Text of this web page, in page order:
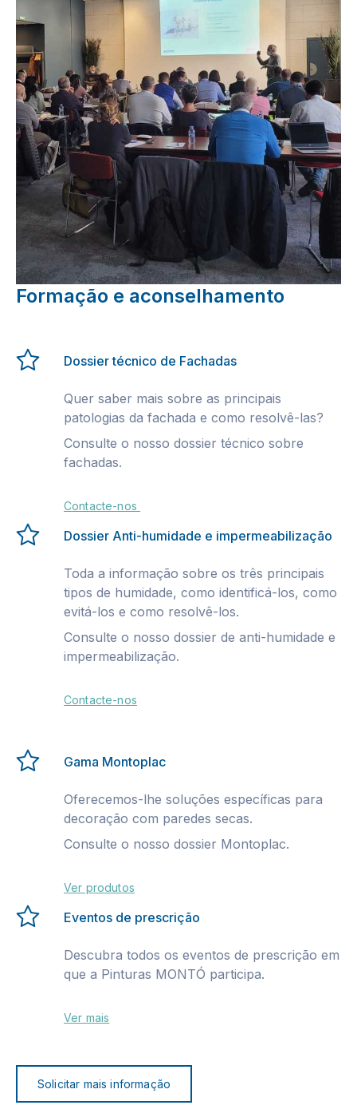
Formação e aconselhamento
Dossier técnico de Fachadas
Quer saber mais sobre as principais
patologias da fachada e como resolvê-las?
Consulte o nosso dossier técnico sobre
fachadas.
Contacte-nos
Dossier Anti-humidade e impermeabilização
Toda a informação sobre os três principais
tipos de humidade, como identificá-los, como
evitá-los e como resolvê-los.
Consulte o nosso dossier de anti-humidade e
impermeabilização.
Contacte-nos
Gama Montoplac
Oferecemos-lhe soluções específicas para
decoração com paredes secas.
Consulte o nosso dossier Montoplac.
Ver produtos
Eventos de prescrição
Descubra todos os eventos de prescrição em
que a Pinturas MONTÓ participa.
Ver mais
Solicitar mais informação